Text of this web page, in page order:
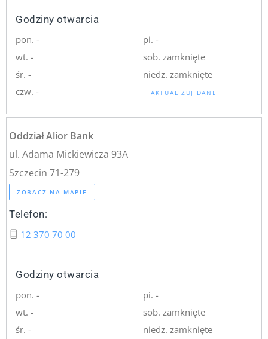
Godziny otwarcia
pon. -
wt. -
śr. -
czw. -
pi. -
sob. zamknięte
niedz. zamknięte
AKTUALIZUJ DANE
Oddział Alior Bank
ul. Adama Mickiewicza 93A
Szczecin 71-279
ZOBACZ NA MAPIE
Telefon:
12 370 70 00
Godziny otwarcia
pon. -
wt. -
śr. -
pi. -
sob. zamknięte
niedz. zamknięte